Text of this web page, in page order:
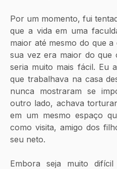
Por um momento, fui
que a vida em uma
maior até mesmo do que
sua vez era maior do que
seria muito mais fácil. Eu
que trabalhava na casa
nunca mostraram se
outro lado, achava
em um mesmo espaço
como visita, amigo dos
seu neto.
Embora seja muito